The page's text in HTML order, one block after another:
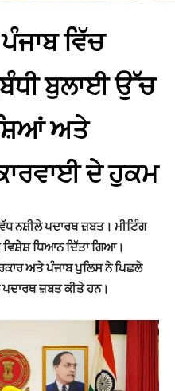
ਵਿੱਚ
ਬੁਲਾਈ ਉੱਚ
ਅਤੇ
ਦੇ ਹੁਕਮ
ਨਸ਼ੀਲੇ ਪਦਾਰਥ ਜ਼ਬਤ। ਮੀਟਿੰਗ
ਵਿਸ਼ੇਸ਼ ਧਿਆਨ ਦਿੱਤਾ ਗਿਆ।
ਅਤੇ ਪੰਜਾਬ ਪੁਲਿਸ ਨੇ ਪਿਛਲੇ
ਪਦਾਰਥ ਜ਼ਬਤ ਕੀਤੇ ਹਨ।